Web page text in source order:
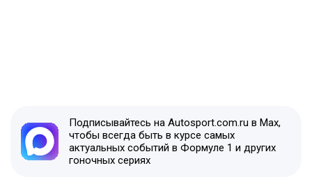
Подписывайтесь на Autosport.com.ru в Max,
чтобы всегда быть в курсе самых
актуальных событий в Формуле 1 и других
гоночных сериях